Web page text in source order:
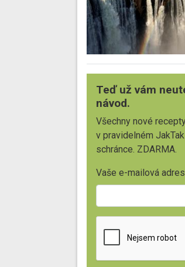
Teď už vám
návod.
Všechny nové
v pravidelném
schránce. ZDARMA.
Vaše e-mailová